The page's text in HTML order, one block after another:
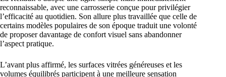
reconnaissable, avec une carrosserie conçue pour privilégier
l’efficacité au quotidien. Son allure plus travaillée que celle de
certains modèles populaires de son époque traduit une volonté
de proposer davantage de confort visuel sans abandonner
l’aspect pratique.
L’avant plus affirmé, les surfaces vitrées généreuses et les
volumes équilibrés participent à une meilleure sensation